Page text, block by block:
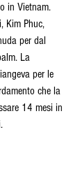
in Vietnam.
Kim Phuc,
per dal
La
per le
che la
14 mesi in